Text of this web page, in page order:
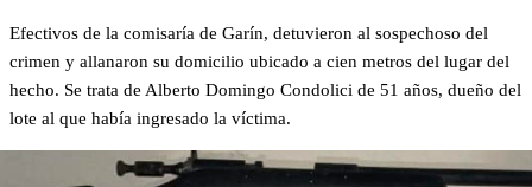
Efectivos de la comisaría de Garín, detuvieron al sospechoso del
crimen y allanaron su domicilio ubicado a cien metros del lugar del
hecho. Se trata de Alberto Domingo Condolici de 51 años, dueño del
lote al que había ingresado la víctima.